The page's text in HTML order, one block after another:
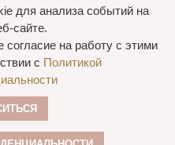
г. Пенза Пензенская обл.,
для анализа событий на
сайте.
на работу с этими
с Политикой
2015—2025 Пальто